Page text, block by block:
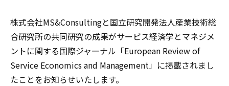
企業情報
株式会社MS&Consultingと国立研究開発法人産業技術総
合研究所の共同研究の成果がサービス経済学とマネジメ
ントに関する国際ジャーナル「European Review of
Service Economics and Management」に掲載されまし
たことをお知らせいたします。